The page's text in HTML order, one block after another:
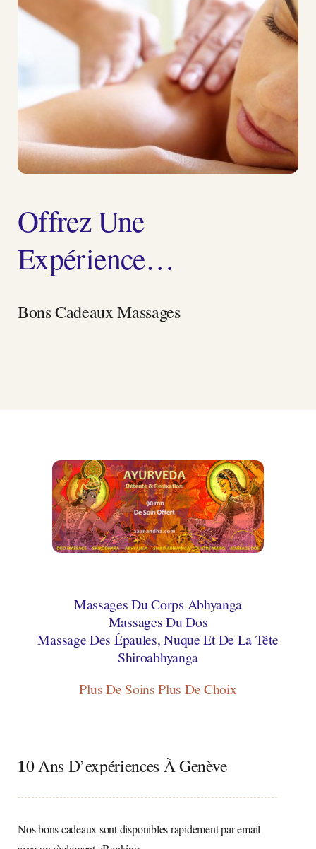
Offrez Une
Expérience…
Bons Cadeaux Massages
Massages Du Corps Abhyanga
Massages Du Dos
Massage Des Épaules, Nuque Et De La Tête
Shiroabhyanga
Plus De Soins Plus De Choix
10 Ans D’expériences À Genève
Nos bons cadeaux sont disponibles rapidement par email